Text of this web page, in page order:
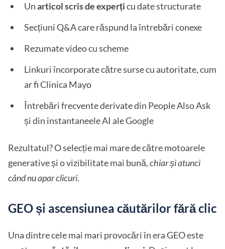
Unarticol scris de experțicu date structurate
Secțiuni Q&A care răspund la întrebări conexe
Rezumate video cu scheme
Linkuri încorporate către surse cu autoritate, cum
ar fi Clinica Mayo
Întrebări frecvente derivate din People Also Ask
și din instantaneele AI ale Google
Rezultatul? O selecție mai mare de către motoarele
generative și o vizibilitate mai bună,chiar și atunci
când nu apar clicuri.
GEO și ascensiunea căutărilor fără clic
Una dintre cele mai mari provocări în era GEO este